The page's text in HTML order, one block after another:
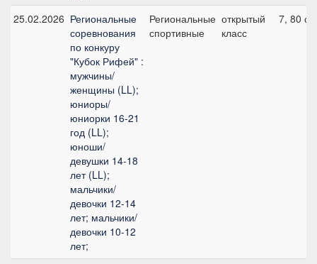
25.02.2026 Региональные
соревнования
по конкуру
"Кубок Рифей" :
мужчины/
женщины (LL);
юниоры/
юниорки 16-21
год (LL);
юноши/
девушки 14-18
лет (LL);
мальчики/
девочки 12-14
лет; мальчики/
девочки 10-12
лет;
Региональные
спортивные
открытый
класс
7, 80 см